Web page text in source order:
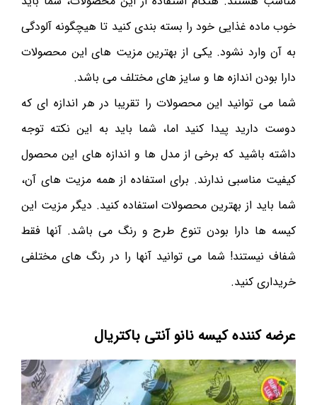
خوب ماده غذایی خود را بسته بندی کنید تا هیچگونه آلودگی
به آن وارد نشود. یکی از بهترین مزیت های این محصولات
دارا بودن اندازه ها و سایز های مختلف می باشد.
شما می توانید این محصولات را تقریبا در هر اندازه ای که
دوست دارید پیدا کنید اما، شما باید به این نکته توجه
داشته باشید که برخی از مدل ها و اندازه های این محصول
کیفیت مناسبی ندارند. برای استفاده از همه مزیت های آن،
شما باید از بهترین محصولات استفاده کنید. دیگر مزیت این
کیسه ها دارا بودن تنوع طرح و رنگ می باشد. آنها فقط
شفاف نیستند! شما می توانید آنها را در رنگ های مختلفی
خریداری کنید.
عرضه کننده کیسه نانو آنتی باکتریال